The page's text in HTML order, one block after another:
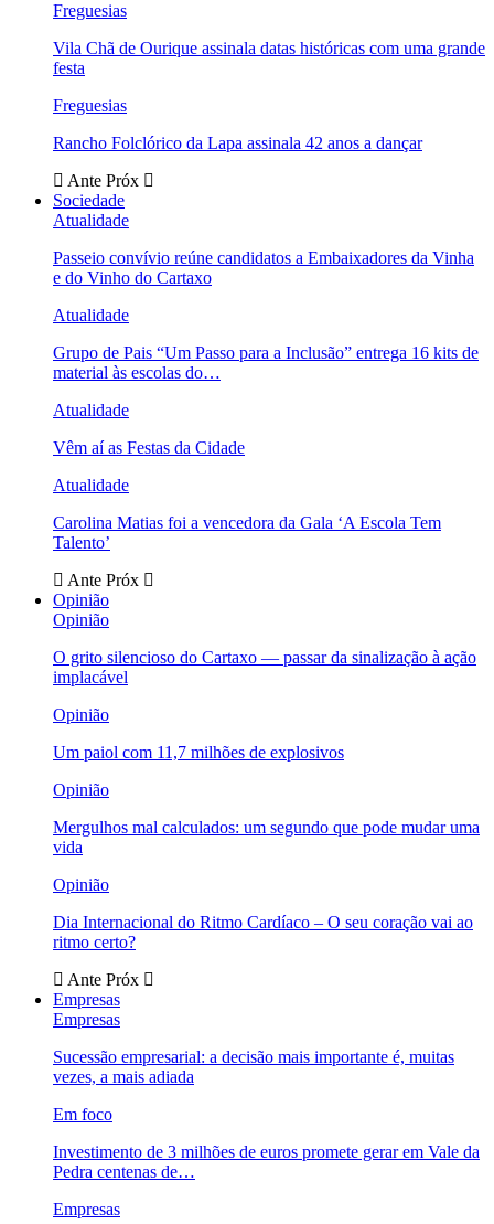
Freguesias
Vila Chã de Ourique assinala datas históricas com uma grande
festa
Freguesias
Rancho Folclórico da Lapa assinala 42 anos a dançar
Ante Próx
Sociedade
Atualidade
Passeio convívio reúne candidatos a Embaixadores da Vinha
e do Vinho do Cartaxo
Atualidade
Grupo de Pais “Um Passo para a Inclusão” entrega 16 kits de
material às escolas do…
Atualidade
Vêm aí as Festas da Cidade
Atualidade
Carolina Matias foi a vencedora da Gala ‘A Escola Tem
Talento’
Ante Próx
Opinião
Opinião
O grito silencioso do Cartaxo — passar da sinalização à ação
implacável
Opinião
Um paiol com 11,7 milhões de explosivos
Opinião
Mergulhos mal calculados: um segundo que pode mudar uma
vida
Opinião
Dia Internacional do Ritmo Cardíaco – O seu coração vai ao
ritmo certo?
Ante Próx
Empresas
Empresas
Sucessão empresarial: a decisão mais importante é, muitas
vezes, a mais adiada
Em foco
Investimento de 3 milhões de euros promete gerar em Vale da
Pedra centenas de…
Empresas